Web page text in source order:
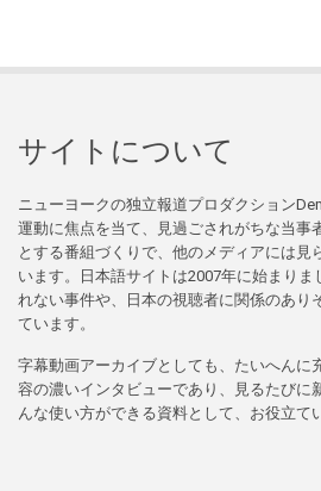
サイトについて
ニューヨークの独立報道プロダクション
運動に焦点を当て、見過ごされがちな当事
とする番組づくりで、他のメディアには見
います。日本語サイトは2007年に始まりま
れない事件や、日本の視聴者に関係のあり
ています。
字幕動画アーカイブとしても、たいへんに
容の濃いインタビューであり、見るたびに
んな使い方ができる資料として、お役立て